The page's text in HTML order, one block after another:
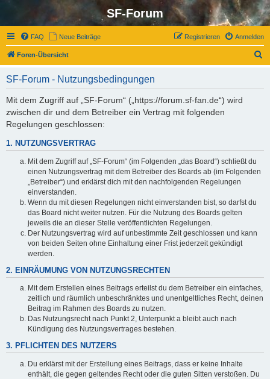
SF-Forum
FAQ Neue Beiträge Anmelden
Registrieren
Foren-Übersicht
SF-Forum - Nutzungsbedingungen
Mit dem Zugriff auf „SF-Forum“ („https://forum.sf-fan.de“) wird
zwischen dir und dem Betreiber ein Vertrag mit folgenden
Regelungen geschlossen:
1. NUTZUNGSVERTRAG
Mit dem Zugriff auf „SF-Forum“ (im Folgenden „das Board“) schließt du
einen Nutzungsvertrag mit dem Betreiber des Boards ab (im Folgenden
„Betreiber“) und erklärst dich mit den nachfolgenden Regelungen
einverstanden.
Wenn du mit diesen Regelungen nicht einverstanden bist, so darfst du
das Board nicht weiter nutzen. Für die Nutzung des Boards gelten
jeweils die an dieser Stelle veröffentlichten Regelungen.
Der Nutzungsvertrag wird auf unbestimmte Zeit geschlossen und kann
von beiden Seiten ohne Einhaltung einer Frist jederzeit gekündigt
werden.
2. EINRÄUMUNG VON NUTZUNGSRECHTEN
Mit dem Erstellen eines Beitrags erteilst du dem Betreiber ein einfaches,
zeitlich und räumlich unbeschränktes und unentgeltliches Recht, deinen
Beitrag im Rahmen des Boards zu nutzen.
Das Nutzungsrecht nach Punkt 2, Unterpunkt a bleibt auch nach
Kündigung des Nutzungsvertrages bestehen.
3. PFLICHTEN DES NUTZERS
Du erklärst mit der Erstellung eines Beitrags, dass er keine Inhalte
enthält, die gegen geltendes Recht oder die guten Sitten verstoßen. Du